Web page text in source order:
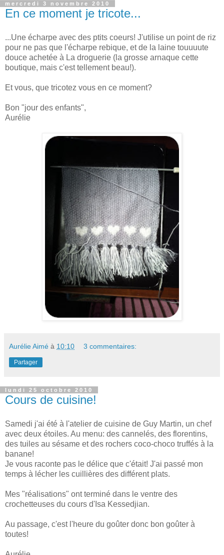
mercredi 3 novembre 2010
En ce moment je tricote...
...Une écharpe avec des ptits coeurs! J'utilise un point de riz
pour ne pas que l'écharpe rebique, et de la laine touuuute
douce achetée à La droguerie (la grosse arnaque cette
boutique, mais c'est tellement beau!).
Et vous, que tricotez vous en ce moment?
Bon "jour des enfants",
Aurélie
Aurélie Aimé à 10:10 3 commentaires:
Partager
lundi 25 octobre 2010
Cours de cuisine!
Samedi j'ai été à l'atelier de cuisine de Guy Martin, un chef
avec deux étoiles. Au menu: des cannelés, des florentins,
des tuiles au sésame et des rochers coco-choco truffés à la
banane!
Je vous raconte pas le délice que c'était! J'ai passé mon
temps à lécher les cuillières des différent plats.
Mes "réalisations" ont terminé dans le ventre des
crochetteuses du cours d'Isa Kessedjian.
Au passage, c'est l'heure du goûter donc bon goûter à
toutes!